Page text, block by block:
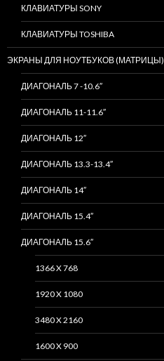
КЛАВИАТУРЫ SONY
КЛАВИАТУРЫ TOSHIBA
ЭКРАНЫ ДЛЯ НОУТБУКОВ (МАТРИЦЫ)
ДИАГОНАЛЬ 7 -10.6″
ДИАГОНАЛЬ 11-11.6″
ДИАГОНАЛЬ 12″
ДИАГОНАЛЬ 13.3-13.4″
ДИАГОНАЛЬ 14″
ДИАГОНАЛЬ 15.4″
ДИАГОНАЛЬ 15.6″
1366 X 768
1920 X 1080
3480 X 2160
1600 X 900